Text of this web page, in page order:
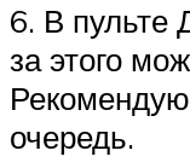
6. В пульте
за этого
очередь.